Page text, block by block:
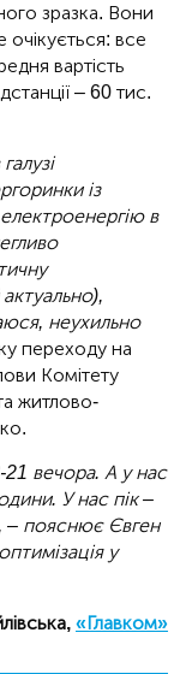
зразка. Вони
очікується: все
вартість
– 60 тис.
із
в
неухильно
переходу на
Комітету
житлово-
21 вечора. А у нас
У нас пік –
– пояснює Євген
у
«Главком»